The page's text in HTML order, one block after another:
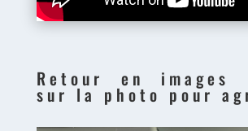
Retour en images
sur la photo pour